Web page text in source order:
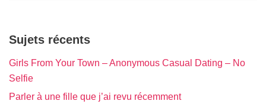
Sujets récents
Girls From Your Town – Anonymous Casual Dating – No
Selfie
Parler à une fille que j’ai revu récemment